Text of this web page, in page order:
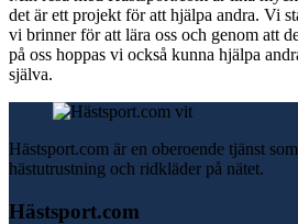
det är ett projekt för att hjälpa andra. Vi
vi brinner för att lära oss och genom att
på oss hoppas vi också kunna hjälpa
själva.
Hästsport.com är en oberoende tjänst
hästutrustning och ridkläder på nätet.
Hästsport.com